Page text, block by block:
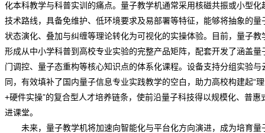
化本科教学与科普实训的痛点。量子教学机通常采用核磁共振或小型化
技术路线，具备免维护、低环境要求及易部署等特征，能够将抽象的量
状态演化、叠加与纠缠等理论转化为可视化的实操体验。目前，量子教
形成从中小学科普到高校专业实验的完整产品矩阵，配套开发了涵盖量
门调控、量子态重构等核心知识点的体系化课程。设备支持分组实验与
同，有效填补了国内量子信息专业实践教学的空白，助力高校构建起“
+硬件实操”的复合型人才培养链条，使前沿量子科技得以规模化、普惠
进课堂。
未来，量子教学机将加速向智能化与平台化方向演进，成为培育量